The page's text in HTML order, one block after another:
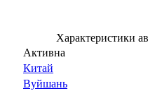
Характеристики
Активна
Китай
Вуйшань